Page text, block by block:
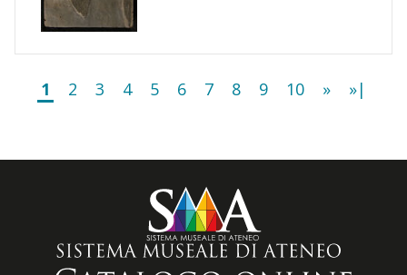
1 2 3 4 5 6 7 8 9 10 » »|